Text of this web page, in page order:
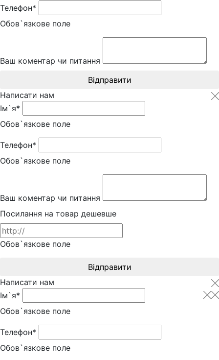
Телефон*
Обов`язкове поле
Ваш коментар чи питання
Відправити
Написати нам
Ім`я*
Обов`язкове поле
Телефон*
Обов`язкове поле
Ваш коментар чи питання
Посилання на товар дешевше
Обов`язкове поле
Відправити
Написати нам
Ім`я*
Обов`язкове поле
Телефон*
Обов`язкове поле